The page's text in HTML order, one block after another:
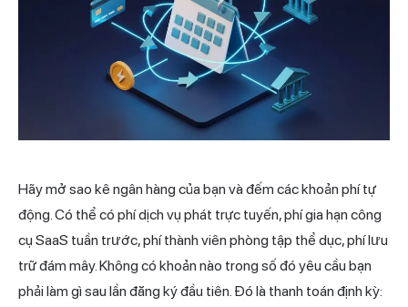
Hãy mở sao kê ngân hàng của bạn và đếm các khoản phí tự
động. Có thể có phí dịch vụ phát trực tuyến, phí gia hạn công
cụ SaaS tuần trước, phí thành viên phòng tập thể dục, phí lưu
trữ đám mây. Không có khoản nào trong số đó yêu cầu bạn
phải làm gì sau lần đăng ký đầu tiên. Đó là thanh toán định kỳ: